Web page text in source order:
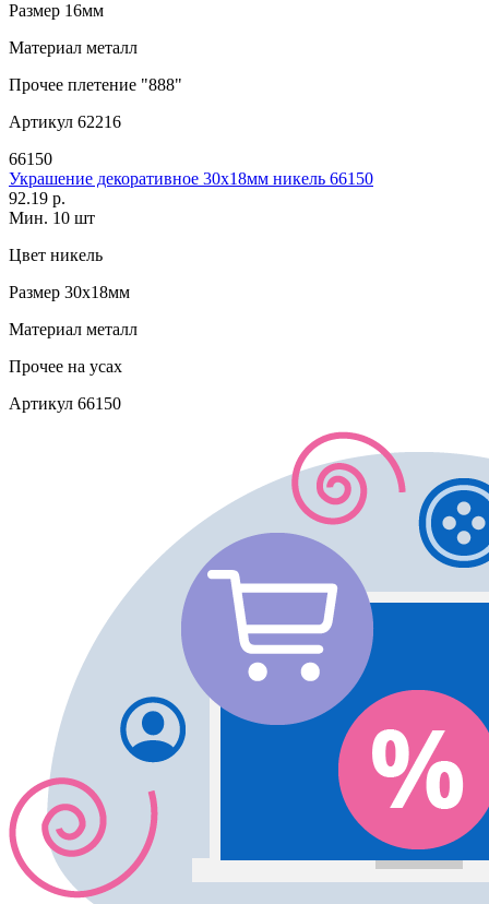
Размер 16мм
Материал металл
Прочее плетение "888"
Артикул 62216
66150
Украшение декоративное 30х18мм никель 66150
92.19 р.
Мин. 10 шт
Цвет никель
Размер 30х18мм
Материал металл
Прочее на усах
Артикул 66150